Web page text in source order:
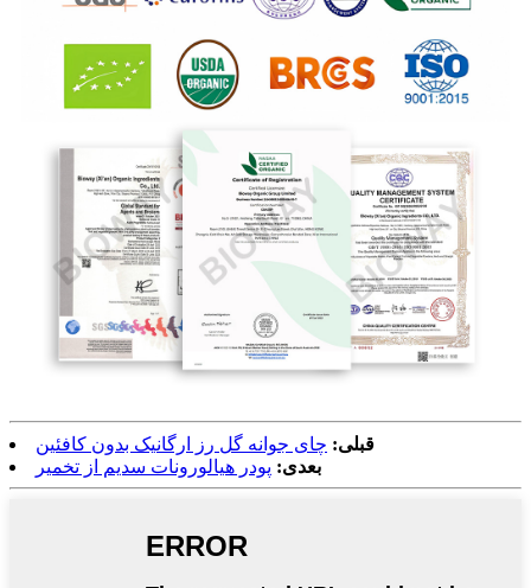
قبلی: چای جوانه گل رز ارگانیک بدون کافئین
بعدی: پودر هیالورونات سدیم از تخمیر